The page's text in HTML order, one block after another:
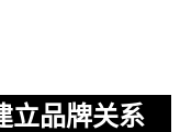
立品牌关系